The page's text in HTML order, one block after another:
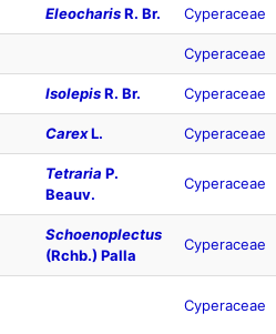
EleocharisR. Br. Cyperaceae
Cyperaceae
IsolepisR. Br. Cyperaceae
CarexL. Cyperaceae
Tetraria P.
Beauv.
Cyperaceae
Schoenoplectus
(Rchb.) Palla
Cyperaceae
Cyperaceae